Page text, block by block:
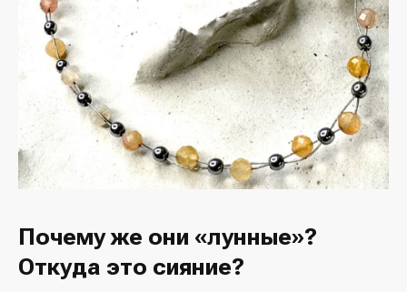
Почему же они «лунные»?
Откуда это сияние?